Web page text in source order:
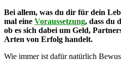
Bei allem, was du dir für dein
mal eine Voraussetzung, dass du
ob es sich dabei um Geld,
Arten von Erfolg handelt.
Wie immer ist dafür natürlich